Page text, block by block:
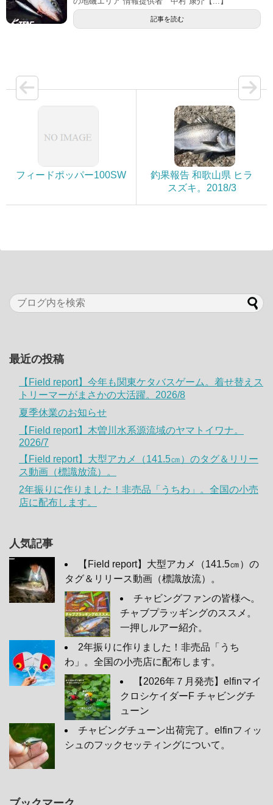
記事を読む
フィードポッパー100SW
釣果報告 和歌山県 ヒラ
スズキ。2018/3
最近の投稿
【Field report】今年も関東ケタバスゲーム。着せ替えス
トリーマーがまさかの大活躍。2026/8
夏季休業のお知らせ
【Field report】木曽川水系源流域のヤマトイワナ。
2026/7
【Field report】大型アカメ（141.5㎝）のタグ＆リリー
ス動画（標識放流）。
2年振りに作りました！非売品「うちわ」。全国の小売
店に配布します。
人気記事
【Field report】大型アカメ（141.5㎝）の
タグ＆リリース動画（標識放流）。
チャビングファンの皆様へ。
チャブプラッギングのススメ。
一押しルアー紹介。
2年振りに作りました！非売品「うち
わ」。全国の小売店に配布します。
【2026年７月発売】elfinマイ
クロシケイダーF チャビングチ
ューン
チャビングチューン出荷完了。elfinフィッ
シュのフックセッティングについて。